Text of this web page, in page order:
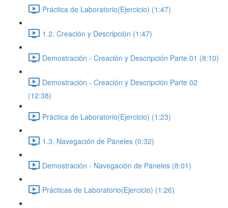
Práctica de Laboratorio(Ejercicio) (1:47)
1.2. Creación y Descripción (1:47)
Demostración - Creación y Descripción Parte 01 (8:10)
Demostración - Creación y Descripción Parte 02
(12:38)
Práctica de Laboratorio(Ejercicio) (1:23)
1.3. Navegación de Páneles (0:32)
Demostración - Navegación de Páneles (8:01)
Prácticas de Laboratorio(Ejercicio) (1:26)